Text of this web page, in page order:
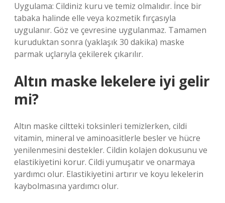
Uygulama: Cildiniz kuru ve temiz olmalıdır. İnce bir
tabaka halinde elle veya kozmetik fırçasıyla
uygulanır. Göz ve çevresine uygulanmaz. Tamamen
kuruduktan sonra (yaklaşık 30 dakika) maske
parmak uçlarıyla çekilerek çıkarılır.
Altın maske lekelere iyi gelir
mi?
Altın maske ciltteki toksinleri temizlerken, cildi
vitamin, mineral ve aminoasitlerle besler ve hücre
yenilenmesini destekler. Cildin kolajen dokusunu ve
elastikiyetini korur. Cildi yumuşatır ve onarmaya
yardımcı olur. Elastikiyetini artırır ve koyu lekelerin
kaybolmasına yardımcı olur.